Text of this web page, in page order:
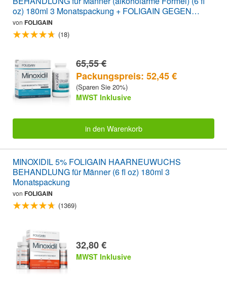
oz) 180ml 3 Monatspackung + FOLIGAIN GEGEN
HAARAUSFALL 120 Tabletten SPARPAKET
von FOLIGAIN
(18)
65,55 €
Packungspreis: 52,45 €
(Sparen Sie 20%)
MWST Inklusive
in den Warenkorb
MINOXIDIL 5% FOLIGAIN HAARNEUWUCHS
BEHANDLUNG für Männer (6 fl oz) 180ml 3
Monatspackung
von FOLIGAIN
(1369)
32,80 €
MWST Inklusive